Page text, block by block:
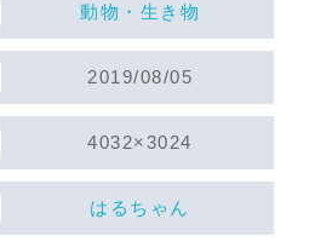
動物・生き物
2019/08/05
4032×3024
はるちゃん